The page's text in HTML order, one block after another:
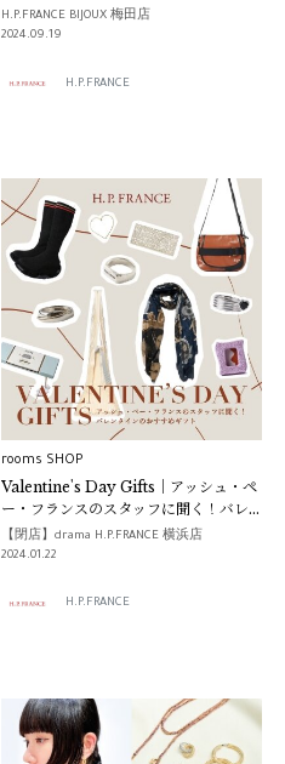
ディネート-H.P.FRANCE BIJOUX
編-
H.P.FRANCE BIJOUX 梅田店
2024.09.19
H.P.FRANCE
rooms SHOP
Valentine's Day Gifts｜アッシュ・ペ
ー・フランスのスタッフに聞く！バレ
ンタインのおすすめギフト
【閉店】drama H.P.FRANCE 横浜店
2024.01.22
H.P.FRANCE